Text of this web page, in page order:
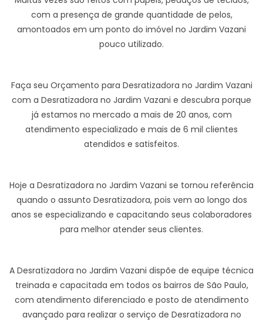
com a presença de grande quantidade de pelos,
amontoados em um ponto do imóvel no Jardim Vazani
pouco utilizado.
Faça seu Orçamento para Desratizadora no Jardim Vazani
com a Desratizadora no Jardim Vazani e descubra porque
já estamos no mercado a mais de 20 anos, com
atendimento especializado e mais de 6 mil clientes
atendidos e satisfeitos.
Hoje a Desratizadora no Jardim Vazani se tornou referência
quando o assunto Desratizadora, pois vem ao longo dos
anos se especializando e capacitando seus colaboradores
para melhor atender seus clientes.
A Desratizadora no Jardim Vazani dispõe de equipe técnica
treinada e capacitada em todos os bairros de São Paulo,
com atendimento diferenciado e posto de atendimento
avançado para realizar o serviço de Desratizadora no